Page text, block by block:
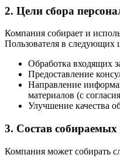
2. Цели сбора
Компания собирает и
Пользователя в следующих
Обработка входящих
Предоставление
Направление
материалов (с
Улучшение качества
3. Состав
Компания может собирать